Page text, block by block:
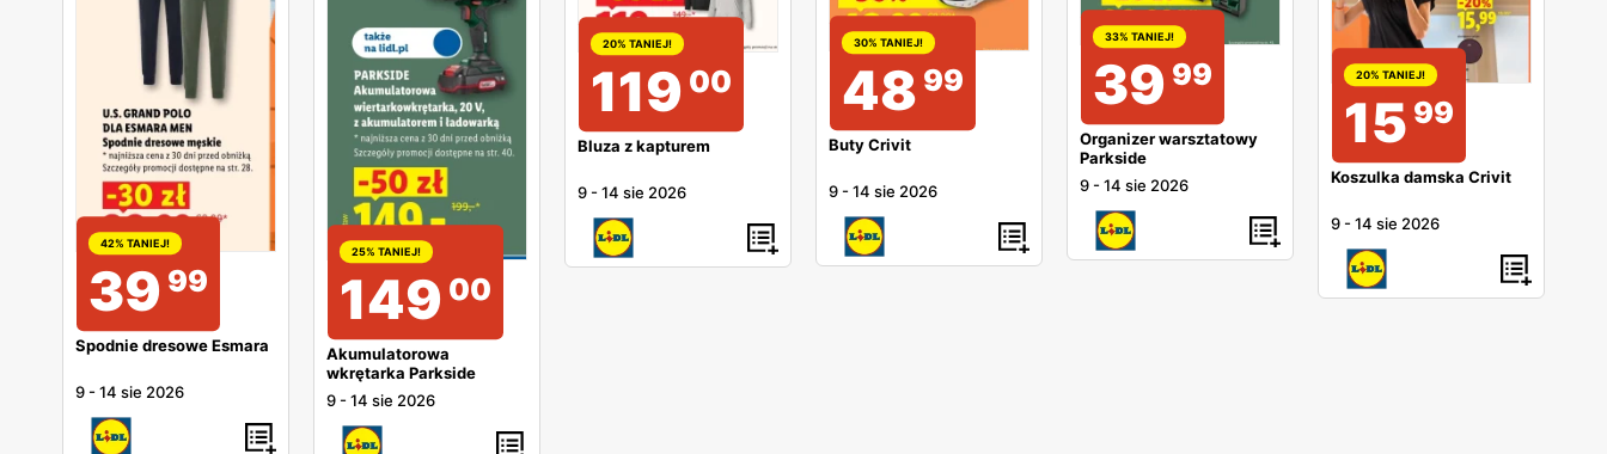
42% TANIEJ!
39 99
Spodnie dresowe Esmara
9 -14 sie 2026
25% TANIEJ!
149 00
Akumulatorowa
wkrętarka Parkside
9 -14 sie 2026
20% TANIEJ!
119 00
Bluza z kapturem
9 -14 sie 2026
30% TANIEJ!
48 99
Buty Crivit
9 -14 sie 2026
33% TANIEJ!
39 99
Organizer warsztatowy
Parkside
9 -14 sie 2026
20% TANIEJ!
15 99
Koszulka damska Crivit
9 -14 sie 2026